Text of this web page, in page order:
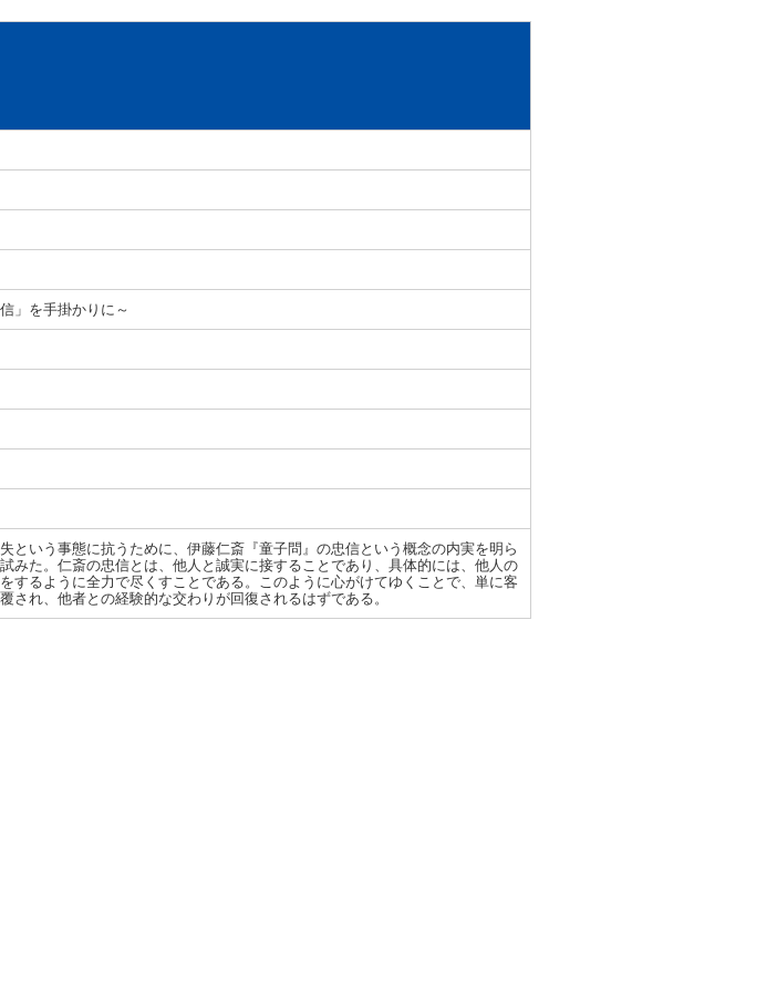
」を手掛かりに～
という事態に抗うために、伊藤仁斎『童子問』の忠信という概念の内実を明ら
みた。仁斎の忠信とは、他人と誠実に接することであり、具体的には、他人の
するように全力で尽くすことである。このように心がけてゆくことで、単に客
され、他者との経験的な交わりが回復されるはずである。